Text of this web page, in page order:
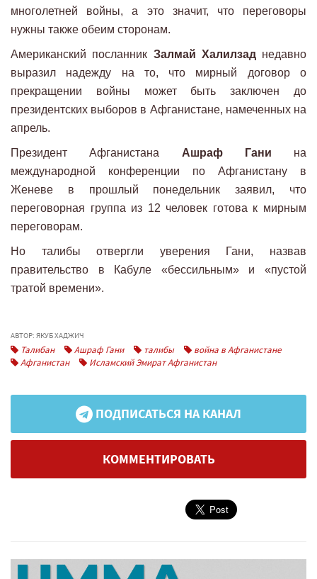
многолетней войны, а это значит, что переговоры
нужны также обеим сторонам.
Американский посланник Залмай Халилзаднедавно
выразил надежду на то, что мирный договор о
прекращении войны может быть заключен до
президентских выборов в Афганистане, намеченных на
апрель.
Президент Афганистана Ашраф Гани на
международной конференции по Афганистану в
Женеве в прошлый понедельник заявил, что
переговорная группа из 12 человек готова к мирным
переговорам.
Но талибы отвергли уверения Гани, назвав
правительство в Кабуле «бессильным» и «пустой
тратой времени».
АВТОР: ЯКУБ ХАДЖИЧ
Талибан Ашраф Гани талибы
война в Афганистане
Афганистан
Исламский Эмират Афганистан
ПОДПИСАТЬСЯ НА КАНАЛ
КОММЕНТИРОВАТЬ